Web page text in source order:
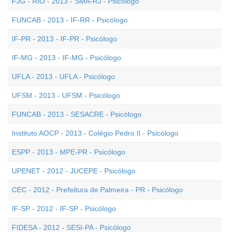
FUNCAB - 2013 - IF-RR - Psicólogo
IF-PR - 2013 - IF-PR - Psicólogo
IF-MG - 2013 - IF-MG - Psicólogo
UFLA - 2013 - UFLA - Psicólogo
UFSM - 2013 - UFSM - Psicólogo
FUNCAB - 2013 - SESACRE - Psicólogo
Instituto AOCP - 2013 - Colégio Pedro II - Psicólogo
ESPP - 2013 - MPE-PR - Psicólogo
UPENET - 2012 - JUCEPE - Psicólogo
CEC - 2012 - Prefeitura de Palmeira - PR - Psicólogo
IF-SP - 2012 - IF-SP - Psicólogo
FIDESA - 2012 - SESI-PA - Psicólogo